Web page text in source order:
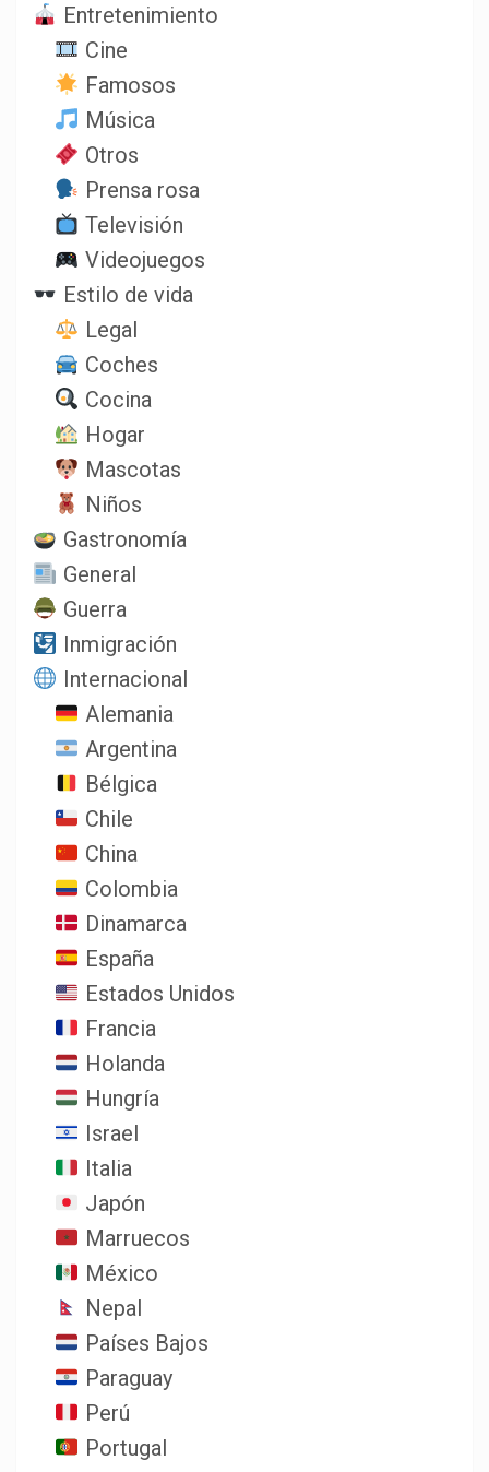
Entretenimiento
Cine
Famosos
Música
Otros
Prensa rosa
Televisión
Videojuegos
Estilo de vida
Legal
Coches
Cocina
Hogar
Mascotas
Niños
Gastronomía
General
Guerra
Inmigración
Internacional
Alemania
Argentina
Bélgica
Chile
China
Colombia
Dinamarca
España
Estados Unidos
Francia
Holanda
Hungría
Israel
Italia
Japón
Marruecos
México
Nepal
Países Bajos
Paraguay
Perú
Portugal